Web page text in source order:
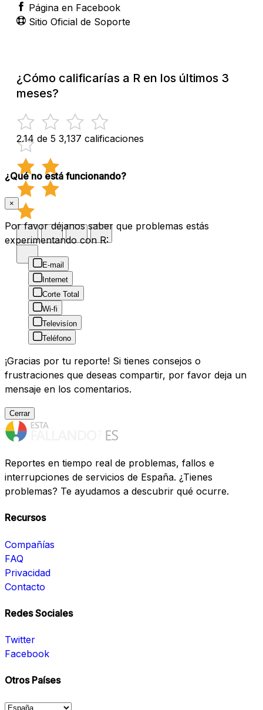
Página en Facebook
Sitio Oficial de Soporte
¿Cómo calificarías a R en los últimos 3
meses?
2.14 de 5 3,137 calificaciones
¿Qué no está funcionando?
×
Por favor déjanos saber que problemas estás
experimentando con R:
E-mail
Internet
Corte Total
Wi-fi
Televisíon
Teléfono
¡Gracias por tu reporte! Si tienes consejos o
frustraciones que deseas compartir, por favor deja un
mensaje en los comentarios.
Cerrar
Reportes en tiempo real de problemas, fallos e
interrupciones de servicios de España. ¿Tienes
problemas? Te ayudamos a descubrir qué ocurre.
Recursos
Compañías
FAQ
Privacidad
Contacto
Redes Sociales
Twitter
Facebook
Otros Países